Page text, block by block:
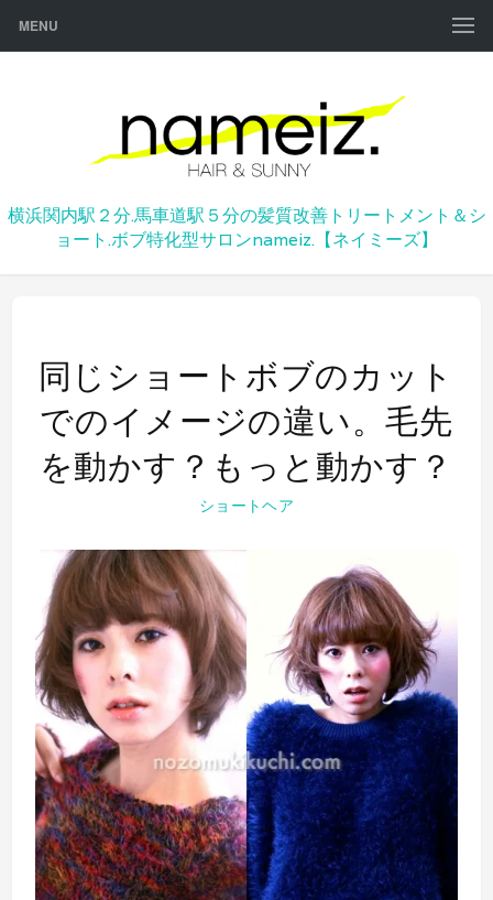
MENU
横浜関内駅２分.馬車道駅５分の髪質改善トリートメント＆シ
ョート.ボブ特化型サロンnameiz.【ネイミーズ】
同じショートボブのカット
でのイメージの違い。毛先
を動かす？もっと動かす？
ショートヘア